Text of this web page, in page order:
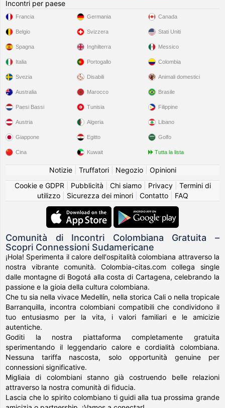
Incontri per paese
Francia
Belgio
Spagna
Italia
Svezia
Germania
Svizzera
Inghilterra
Portogallo
Disabili
Canada
Stati Uniti
Messico
Colombia
Animali domestici
Australia
Paesi Bassi
Austria
Giappone
Cina
Marocco
Tunisia
Algeria
Egitto
Kuwait
Brasile
Filippine
Libano
Golfo
Tutta la lista
Notizie| Truffatori| Negozio| Opinioni
Cookie e GDPR
Pubblicità Chi siamo| Privacy| Termini di
utilizzo| Sicurezza dei minori| Contatto| FAQ
Comunità di Incontri Colombiana Gratuita –
Scopri Connessioni Sudamericane
¡Hola! Sperimenta il calore dell'ospitalità colombiana attraverso la
nostra vibrante comunità. Colombia-citas.com collega single
dalle montagne di Bogotá alla costa di Cartagena, celebrando la
passione e la gioia della cultura colombiana.
Che tu sia nella vivace Medellín, nella storica Cali o nella tropicale
Barranquilla, incontra colombiani compatibili che condividono il
tuo entusiasmo per la vita, i valori familiari e le amicizie
autentiche.
Goditi la nostra piattaforma completamente gratuita
sperimentando il leggendario calore e cordialità colombiana.
Nessuna tariffa nascosta, solo opportunità genuine per
connessioni significative.
Migliaia di colombiani stanno già costruendo belle relazioni
attraverso la nostra comunità di fiducia.
Lascia che lo spirito colombiano ti guidi alla tua prossima grande